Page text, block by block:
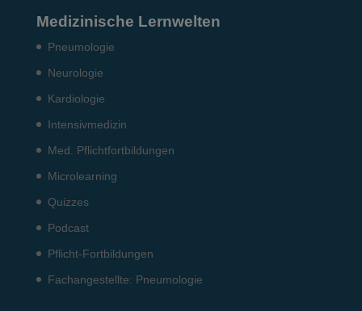
Medizinische Lernwelten
Pneumo­logie
Neurologie
Kardiologie
Intensiv­medizin
Med. Pflichtfort­bildun­gen
Microlearning
Quizzes
Podcast
Pflicht-Fort­bildun­gen
Fach­angestellte: Pneumo­logie